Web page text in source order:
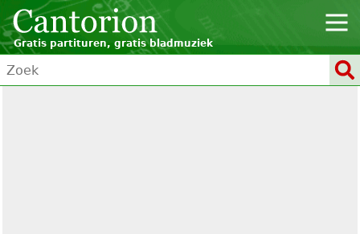
Gratis partituren, gratis bladmuziek